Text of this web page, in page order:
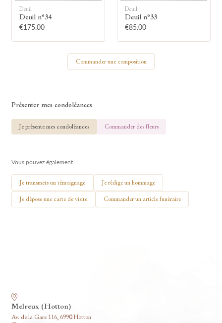
Montrez votre soutien à la famille en
allumant symboliquement une bougie.
Votre prénom
🕯 Allumer ma bougie
Deuil
Deuil n°34
€175.00
Deuil
Deuil n°33
€85.00
Commander une composition
Présenter mes condoléances
Je présente mes condoléances Commander des fleurs
Vous pouvez également
Je transmets un témoignage Je rédige un hommage
Je dépose une carte de visite Commander un article funéraire
Melreux (Hotton)
Av. de la Gare 116, 6990 Hotton